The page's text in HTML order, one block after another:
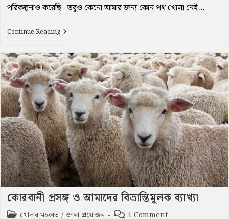
পরিকল্পনাও করেছি। তবুও কেনো আমার জন্য কোন পথ খোলা নেই…
Continue Readingআপনার
জন্যে
কোনো
পথ
খোলা
নেই
কোরবানী প্রসঙ্গ ও আমাদের বিভ্রান্তিমূলক ব্যাখ্যা
Postখোদার মহব্বত / জানা প্রয়োজন
Post 1 Comment